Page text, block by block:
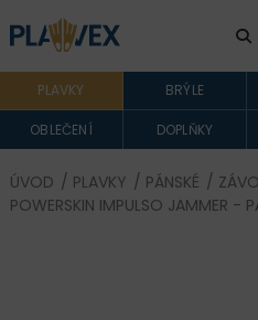
PLAVKY BRÝLE
OBLEČENÍ DOPLŇKY
ÚVOD / PLAVKY / PÁNSKÉ /
POWERSKIN IMPULSO JAMMER -